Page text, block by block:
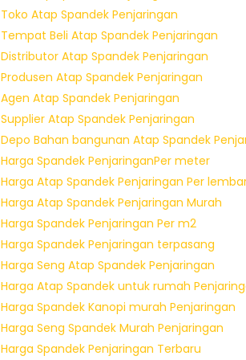
Toko Atap Spandek Penjaringan
Tempat Beli Atap Spandek Penjaringan
Distributor Atap Spandek Penjaringan
Produsen Atap Spandek Penjaringan
Agen Atap Spandek Penjaringan
Supplier Atap Spandek Penjaringan
Depo Bahan bangunan Atap Spandek
Harga Spandek PenjaringanPer meter
Harga Atap Spandek Penjaringan Per
Harga Atap Spandek Penjaringan Murah
Harga Spandek Penjaringan Per m2
Harga Spandek Penjaringan terpasang
Harga Seng Atap Spandek Penjaringan
Harga Atap Spandek untuk rumah
Harga Spandek Kanopi murah Penjaringan
Harga Seng Spandek Murah Penjaringan
Harga Spandek Penjaringan Terbaru